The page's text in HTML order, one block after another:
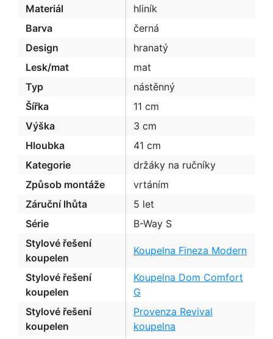
Materiál
hliník
Barva
černá
Design
hranatý
Lesk/mat
mat
Typ
nástěnný
Šířka
11 cm
Výška
3 cm
Hloubka
41 cm
Kategorie
držáky na ručníky
Způsob montáže
vrtáním
Záruční lhůta
5 let
Série
B-Way S
Stylové řešení
koupelen
Koupelna Fineza Modern
Stylové řešení
koupelen
Koupelna Dom Comfort
G
Stylové řešení
koupelen
Provenza Revival
koupelna